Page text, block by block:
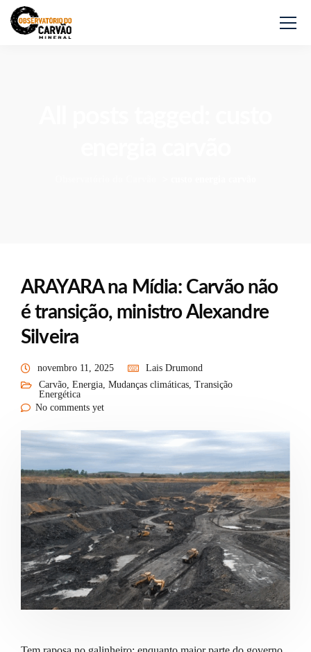
ARAYARA na Mídia: Carvão não
é transição, ministro Alexandre
Silveira
novembro 11, 2025
Lais Drumond
Carvão, Energia, Mudanças climáticas, Transição
Energética
No comments yet